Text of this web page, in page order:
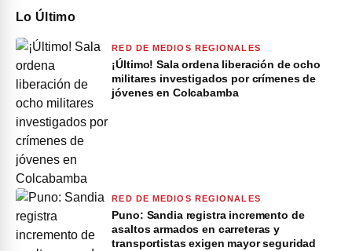
Lo Último
RED DE MEDIOS REGIONALES
¡Último! Sala ordena liberación de ocho
militares investigados por crímenes de
jóvenes en Colcabamba
RED DE MEDIOS REGIONALES
Puno: Sandia registra incremento de
asaltos armados en carreteras y
transportistas exigen mayor seguridad